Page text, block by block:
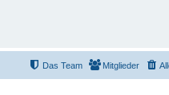
Mitglieder
Das Team